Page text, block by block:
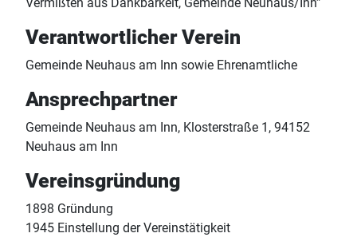
Verantwortlicher Verein
Gemeinde Neuhaus am Inn sowie Ehrenamtliche
Ansprechpartner
Gemeinde Neuhaus am Inn, Klosterstraße 1, 94152
Neuhaus am Inn
Vereinsgründung
1898 Gründung
1945 Einstellung der Vereinstätigkeit